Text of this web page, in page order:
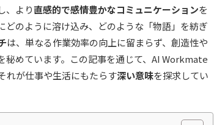
、より直感的で感情豊かなコミュニケーションを
のように溶け込み、どのような「物語」を紡ぎ
は、単なる作業効率の向上に留まらず、創造性や
秘めています。この記事を通じて、AI Workmate
れが仕事や生活にもたらす深い意味を探求してい